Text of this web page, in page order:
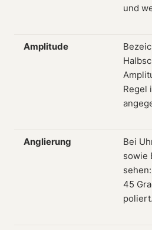
und
Amplitude
Regel
Anglierung
Bei
sowie
45
poliert.